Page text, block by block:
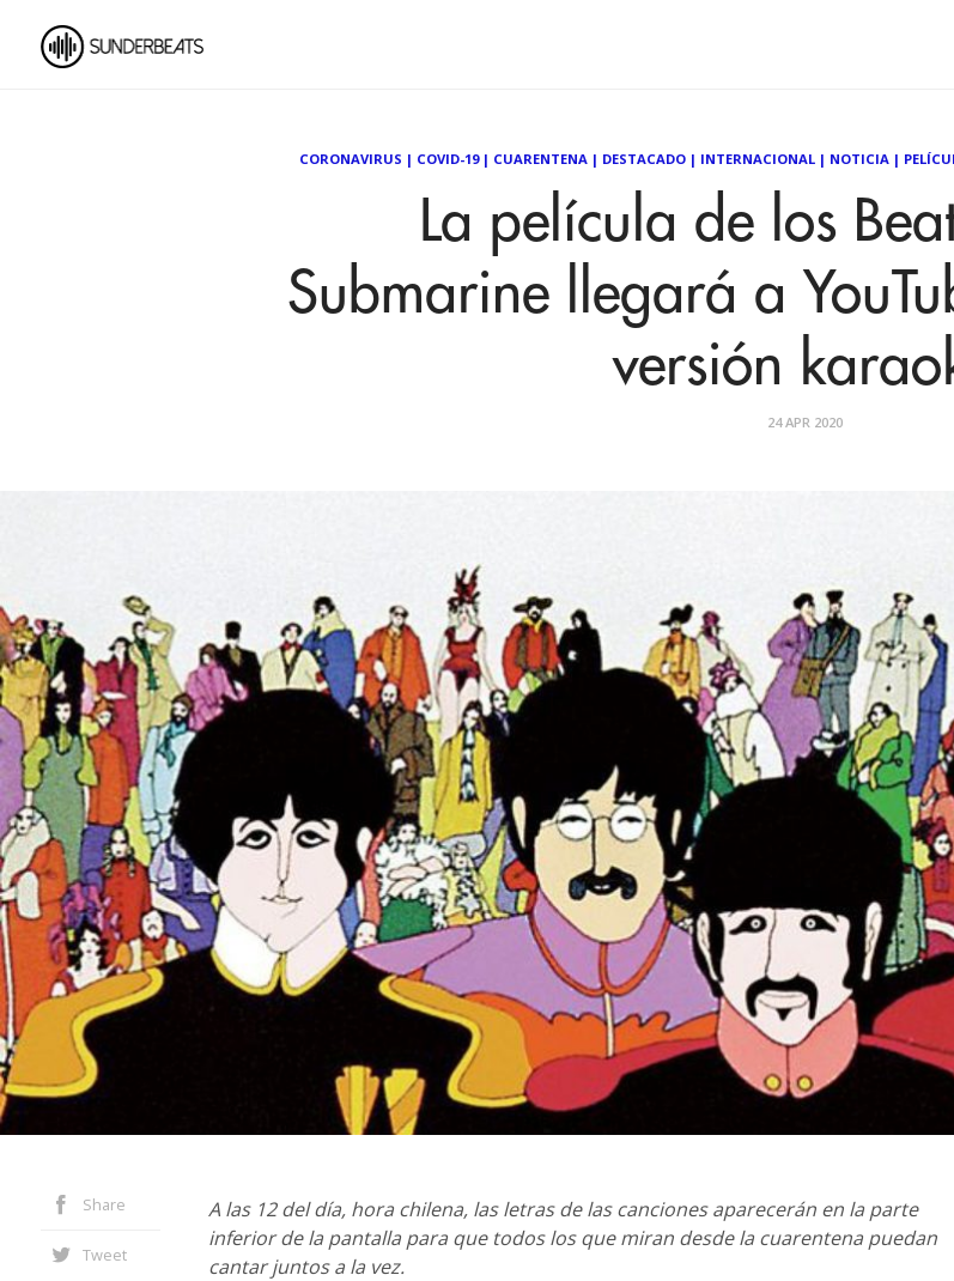
CORONAVIRUS | COVID-19| CUARENTENA | DESTACADO | INTERNACIONAL | NOTICIA |
La película de los
Submarine llegará a
versión
24 APR 2020
Share
Tweet
A las 12 del día, hora chilena, las letras de las canciones aparecerán en la parte
inferior de la pantalla para que todos los que miran desde la cuarentena puedan
cantar juntos a la vez.